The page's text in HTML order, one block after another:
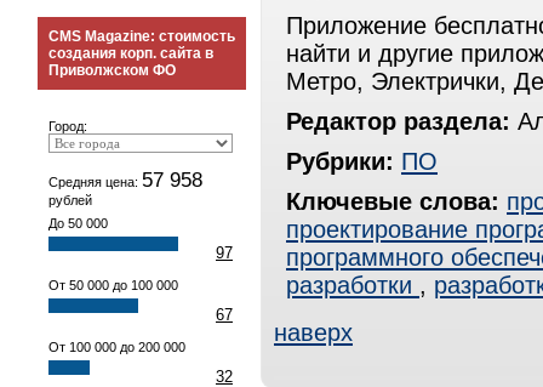
CMS Magazine: стоимость
создания корп. сайта в
Приволжском ФО
Город:
Средняя цена: 57 958
рублей
До 50 000
97
От 50 000 до 100 000
67
От 100 000 до 200 000
32
Приложение
найти и другие
Метро, Электрички,
Редактор раздела:
Рубрики: ПО
Ключевые слова:
проектирование
программного
разработки ,
наверх